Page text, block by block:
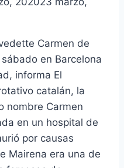
Carmen de
en Barcelona
informa El
catalán, la
nombre Carmen
en un hospital de
por causas
Mairena era una de